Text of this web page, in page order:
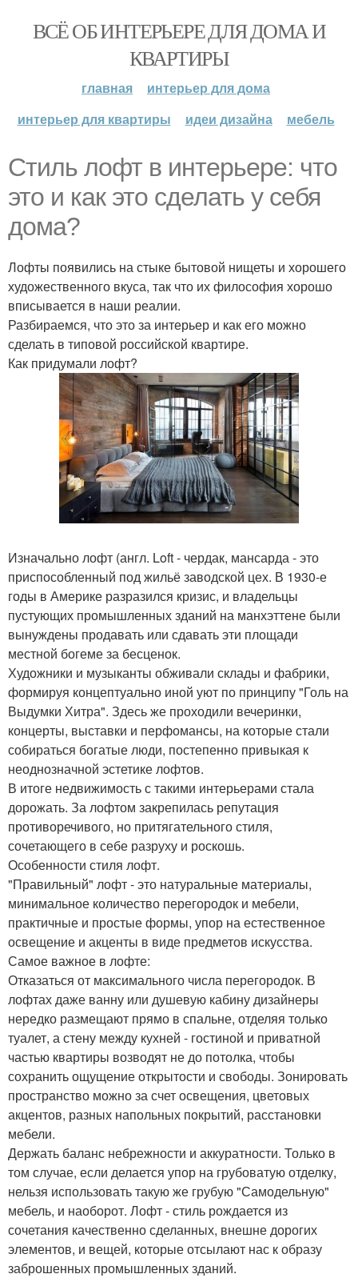
ВСЁ ОБ ИНТЕРЬЕРЕ ДЛЯ ДОМА И
КВАРТИРЫ
главная
интерьер для дома
интерьер для квартиры
идеи дизайна мебель
Стиль лофт в интерьере: что
это и как это сделать у себя
дома?
Лофты появились на стыке бытовой нищеты и хорошего
художественного вкуса, так что их философия хорошо
вписывается в наши реалии.
Разбираемся, что это за интерьер и как его можно
сделать в типовой российской квартире.
Как придумали лофт?
Изначально лофт (англ. Loft - чердак, мансарда - это
приспособленный под жильё заводской цех. В 1930-е
годы в Америке разразился кризис, и владельцы
пустующих промышленных зданий на манхэттене были
вынуждены продавать или сдавать эти площади
местной богеме за бесценок.
Художники и музыканты обживали склады и фабрики,
формируя концептуально иной уют по принципу "Голь на
Выдумки Хитра". Здесь же проходили вечеринки,
концерты, выставки и перфомансы, на которые стали
собираться богатые люди, постепенно привыкая к
неоднозначной эстетике лофтов.
В итоге недвижимость с такими интерьерами стала
дорожать. За лофтом закрепилась репутация
противоречивого, но притягательного стиля,
сочетающего в себе разруху и роскошь.
Особенности стиля лофт.
"Правильный" лофт - это натуральные материалы,
минимальное количество перегородок и мебели,
практичные и простые формы, упор на естественное
освещение и акценты в виде предметов искусства.
Самое важное в лофте:
Отказаться от максимального числа перегородок. В
лофтах даже ванну или душевую кабину дизайнеры
нередко размещают прямо в спальне, отделяя только
туалет, а стену между кухней - гостиной и приватной
частью квартиры возводят не до потолка, чтобы
сохранить ощущение открытости и свободы. Зонировать
пространство можно за счет освещения, цветовых
акцентов, разных напольных покрытий, расстановки
мебели.
Держать баланс небрежности и аккуратности. Только в
том случае, если делается упор на грубоватую отделку,
нельзя использовать такую же грубую "Самодельную"
мебель, и наоборот. Лофт - стиль рождается из
сочетания качественно сделанных, внешне дорогих
элементов, и вещей, которые отсылают нас к образу
заброшенных промышленных зданий.